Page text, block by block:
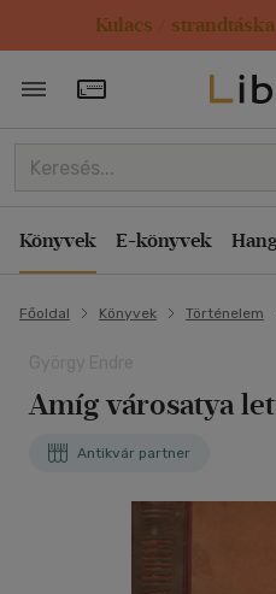
Kulacs /
Törzsvásárlói Kártya
Könyvek E-könyvek
Főoldal Könyvek Történelem
Amíg városatya
Antikvár partner